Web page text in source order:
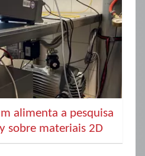
alimenta a pesquisa
sobre materiais 2D